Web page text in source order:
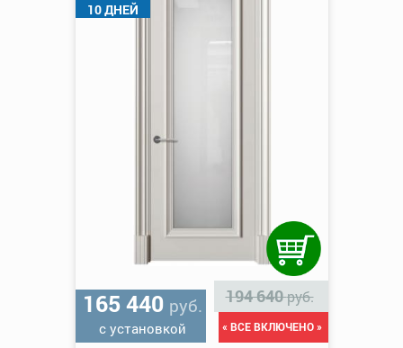
10 ДНЕЙ
165 440 руб.
с установкой
194 640руб.
« ВСЕ ВКЛЮЧЕНО »